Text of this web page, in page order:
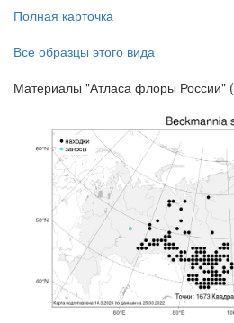
Полная карточка
Все образцы этого вида
Материалы "Атласа флоры России" (